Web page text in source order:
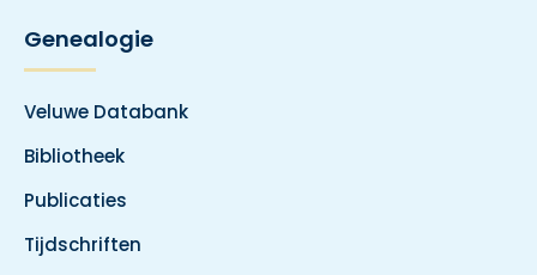
Genealogie
Veluwe Databank
Bibliotheek
Publicaties
Tijdschriften